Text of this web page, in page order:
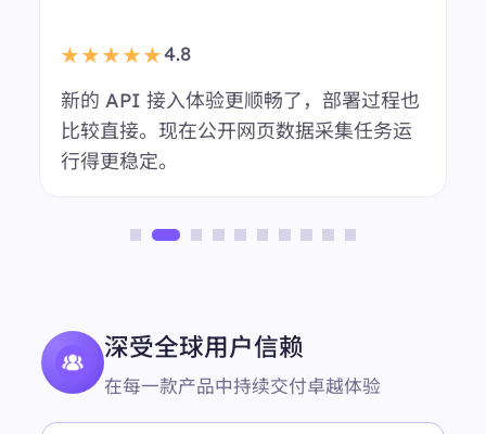
轻松。
匿名用户
市场调研团队
深受全球用户信赖
在每一款产品中持续交付卓越体验